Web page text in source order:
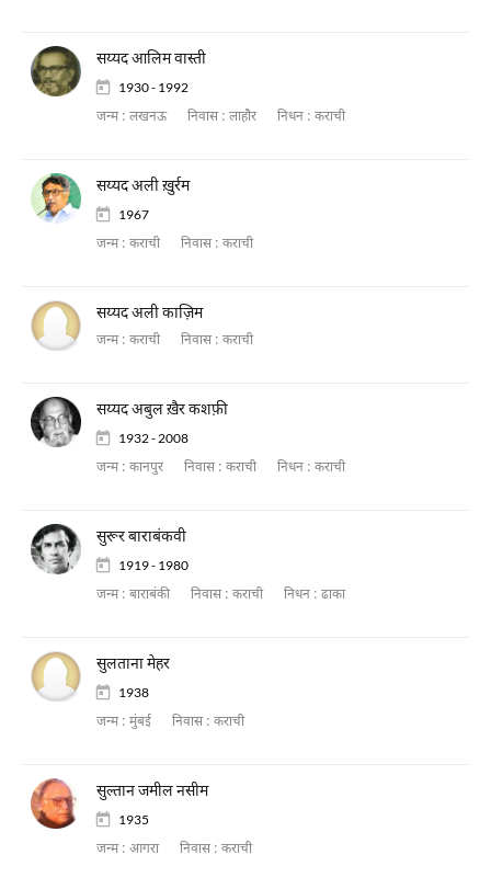
सय्यद आलिम वास्ती
1930 - 1992
जन्म : लखनऊ निवास : लाहौर निधन : कराची
सय्यद अली ख़ुर्रम
1967
जन्म : कराची निवास : कराची
सय्यद अली काज़िम
जन्म : कराची निवास : कराची
सय्यद अबुल ख़ैर कशफ़ी
1932 - 2008
जन्म : कानपुर निवास : कराची निधन : कराची
सुरूर बाराबंकवी
1919 - 1980
जन्म : बाराबंकी निवास : कराची निधन : ढाका
सुलताना मेहर
1938
जन्म : मुंबई निवास : कराची
सुल्तान जमील नसीम
1935
जन्म : आगरा निवास : कराची